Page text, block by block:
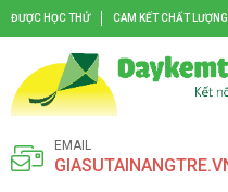
ĐƯỢC HỌC THỬ CAM KẾT CHẤT LƯỢNG
EMAIL